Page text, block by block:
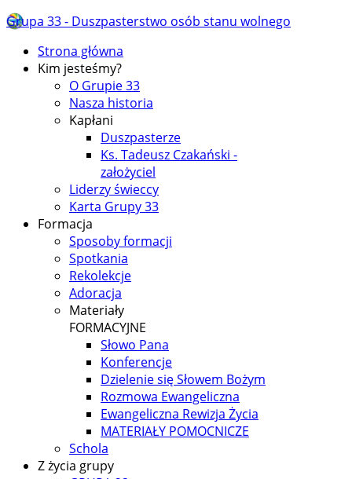
Grupa 33 - Duszpasterstwo osób stanu wolnego
Strona główna
Kim jesteśmy?
O Grupie 33
Nasza historia
Kapłani
Duszpasterze
Ks. Tadeusz Czakański -
założyciel
Liderzy świeccy
Karta Grupy 33
Formacja
Sposoby formacji
Spotkania
Rekolekcje
Adoracja
Materiały
FORMACYJNE
Słowo Pana
Konferencje
Dzielenie się Słowem Bożym
Rozmowa Ewangeliczna
Ewangeliczna Rewizja Życia
MATERIAŁY POMOCNICZE
Schola
Z życia grupy